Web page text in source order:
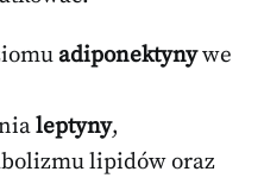
adiponektynywe
leptyny,
lipidów oraz